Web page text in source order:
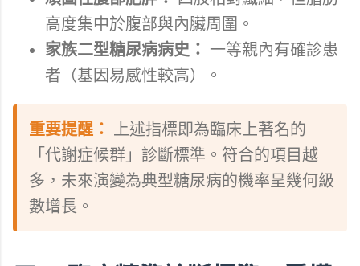
高度集中於腹部與內臟周圍。
家族二型糖尿病病史： 一等親內有確診患
者（基因易感性較高）。
重要提醒： 上述指標即為臨床上著名的
「代謝症候群」診斷標準。符合的項目越
多，未來演變為典型糖尿病的機率呈幾何級
數增長。